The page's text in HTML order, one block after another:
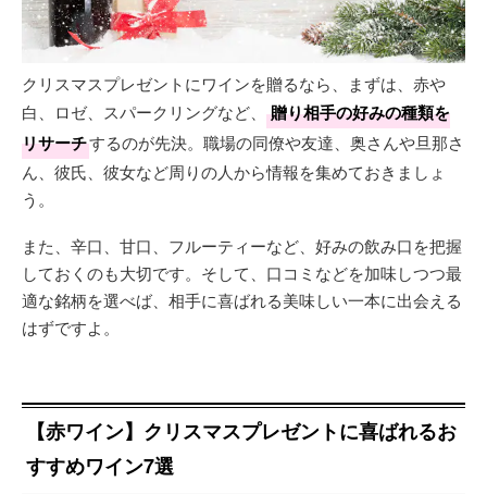
クリスマスプレゼントにワインを贈るなら、まずは、赤や
白、ロゼ、スパークリングなど、
贈り相手の好みの種類を
リサーチするのが先決。職場の同僚や友達、奥さんや旦那さ
ん、彼氏、彼女など周りの人から情報を集めておきましょ
う。
また、辛口、甘口、フルーティーなど、好みの飲み口を把握
しておくのも大切です。そして、口コミなどを加味しつつ最
適な銘柄を選べば、相手に喜ばれる美味しい一本に出会える
はずですよ。
【赤ワイン】クリスマスプレゼントに喜ばれるお
すすめワイン7選